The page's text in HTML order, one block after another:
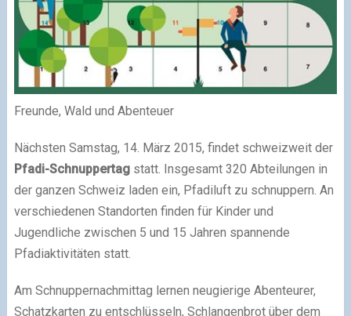
Freunde, Wald und Abenteuer
Nächsten Samstag, 14. März 2015, findet schweizweit der
Pfadi-Schnuppertagstatt. Insgesamt 320 Abteilungen in
der ganzen Schweiz laden ein, Pfadiluft zu schnuppern. An
verschiedenen Standorten finden für Kinder und
Jugendliche zwischen 5 und 15 Jahren spannende
Pfadiaktivitäten statt.
Am Schnuppernachmittag lernen neugierige Abenteurer,
Schatzkarten zu entschlüsseln, Schlangenbrot über dem